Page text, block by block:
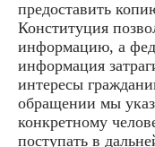
предоставить
Конституция
информацию, а
информация
интересы
обращении мы
конкретному
поступать в